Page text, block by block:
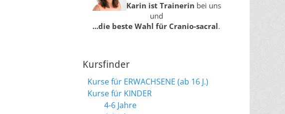
Karin ist Trainerin bei uns
und
...die beste Wahl für Cranio-sacral.
Kursfinder
Kurse für ERWACHSENE (ab 16 J.)
Kurse für KINDER
4-6 Jahre